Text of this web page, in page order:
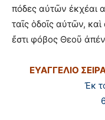
πόδες αὐτῶν ἐκχέαι
ταῖς ὁδοῖς αὐτῶν,
ἔστι φόβος Θεοῦ
ΕΥΑΓΓΕΛΙΟ
Ἐκ